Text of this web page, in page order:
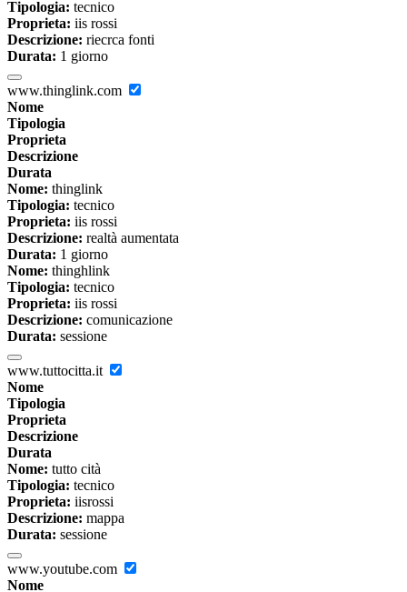
Tipologia: tecnico
Proprieta: iis rossi
Descrizione: riecrca fonti
Durata: 1 giorno
www.thinglink.com
Nome
Tipologia
Proprieta
Descrizione
Durata
Nome: thinglink
Tipologia: tecnico
Proprieta: iis rossi
Descrizione: realtà aumentata
Durata: 1 giorno
Nome: thinghlink
Tipologia: tecnico
Proprieta: iis rossi
Descrizione: comunicazione
Durata: sessione
www.tuttocitta.it
Nome
Tipologia
Proprieta
Descrizione
Durata
Nome: tutto cità
Tipologia: tecnico
Proprieta: iisrossi
Descrizione: mappa
Durata: sessione
www.youtube.com
Nome